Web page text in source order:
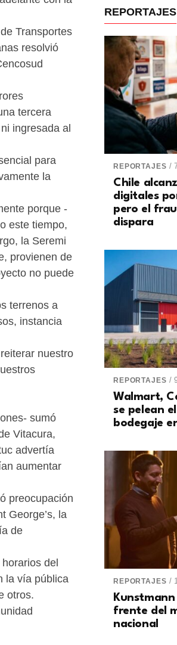
Transportes
resolvió
tercera
ingresada al
para
la
porque -
este tiempo,
la Seremi
provienen de
no puede
terrenos a
instancia
nuestro
sumó
Vitacura,
advertía
aumentar
preocupación
George’s, la
de
del
la vía pública
otros.
REPORTAJES
REPORTAJES /
Chile
digitales
pero el
dispara
REPORTAJES /
Walmart,
se pelean
bodegaje
REPORTAJES /
frente del
nacional